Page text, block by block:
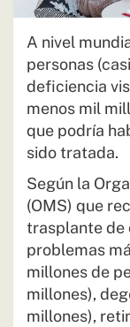
A nivel
personas
deficiencia
menos mil
que podría
sido tratada.
Según la
(OMS) que
trasplante de
problemas
millones de
millones),
millones),